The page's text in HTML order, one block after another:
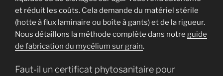
et réduit les coûts. Cela demande du matériel stérile
(hotte à flux laminaire ou boîte à gants) et de la rigueur.
Nous détaillons la méthode complète dans notre guide
de fabrication du mycélium sur grain.
Faut-il un certificat phytosanitaire pour